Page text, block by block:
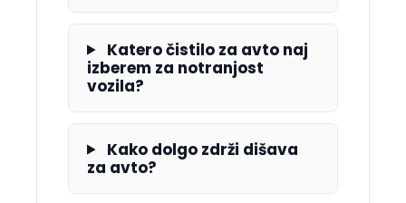
Katero čistilo za avto naj
izberem za notranjost
vozila?
Kako dolgo zdrži dišava
za avto?